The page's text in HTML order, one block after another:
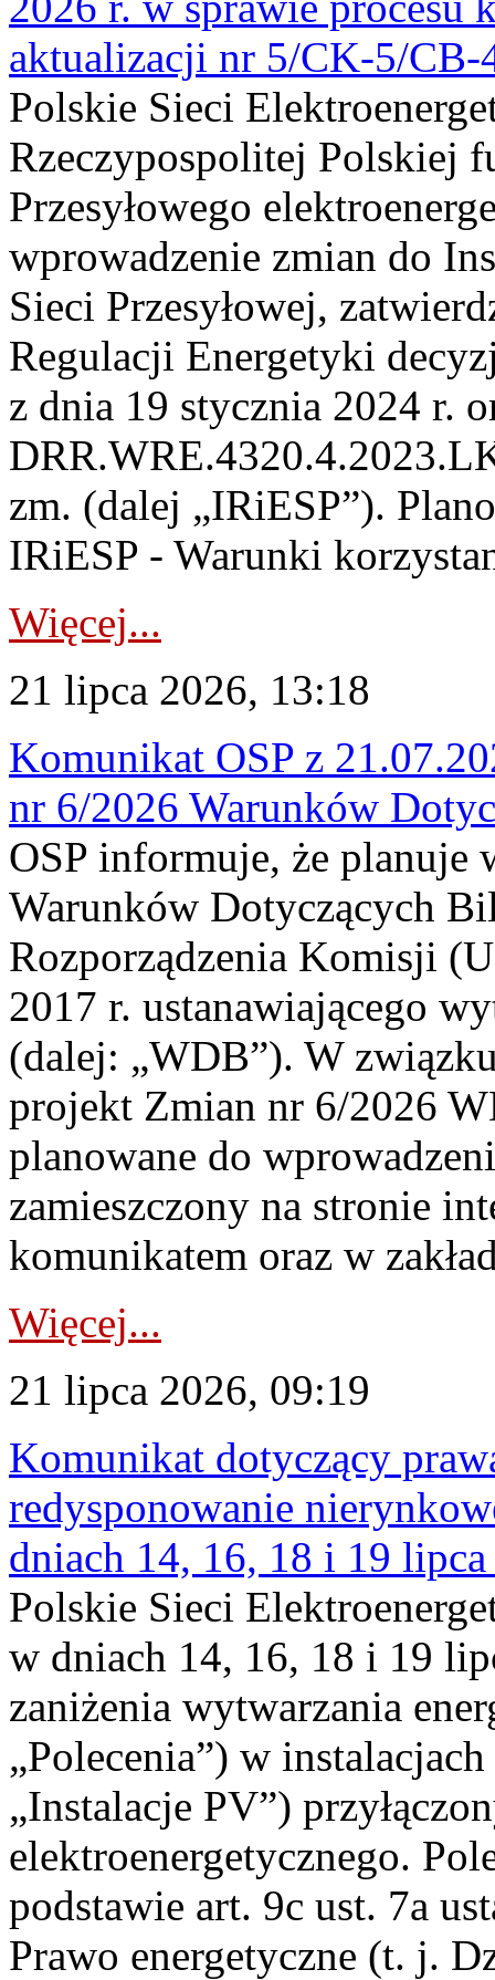
aktualizacji nr 5/CK-5/CB-
Polskie Sieci
Rzeczypospolitej Polskiej
Przesyłowego
wprowadzenie zmian do
Sieci Przesyłowej,
Regulacji Energetyki
z dnia 19 stycznia 2024 r.
zm. (dalej „IRiESP”).
IRiESP - Warunki
Więcej...
21 lipca 2026, 13:18
Komunikat OSP z
nr 6/2026 Warunków
OSP informuje, że planuje
Warunków Dotyczących
Rozporządzenia Komisji
2017 r. ustanawiającego
(dalej: „WDB”). W
projekt Zmian nr 6/2026
planowane do
zamieszczony na stronie
komunikatem oraz w
Więcej...
21 lipca 2026, 09:19
Komunikat dotyczący
redysponowanie
dniach 14, 16, 18 i 19
Polskie Sieci
w dniach 14, 16, 18 i 19
zaniżenia wytwarzania
„Polecenia”) w
„Instalacje PV”)
elektroenergetycznego.
podstawie art. 9c ust. 7a
Prawo energetyczne (t. j.